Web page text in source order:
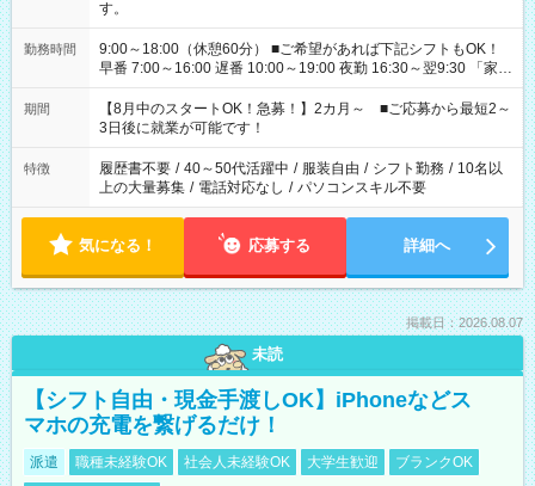
す。
勤務時間
9:00～18:00（休憩60分） ■ご希望があれば下記シフトもOK！
早番 7:00～16:00 遅番 10:00～19:00 夜勤 16:30～翌9:30 「家族
と休みを合わせたい」 「余裕を持って夕飯の準備がしたい」
「できれば残業はしたくない」 など、ご希望を教えてください
ね。 ※Wワーク希望の方へ 今ご覧のお仕事で希望する勤務時間
と、もう1つのお仕事の勤務時間。 合計で週40時間を超える場
合は応募できません。
期間
【8月中のスタートOK！急募！】2カ月～ ■ご応募から最短2～
3日後に就業が可能です！
特徴 履歴書不要 / 40～50代活躍中 / 服装自由 / シフト勤務 / 10名以
上の大量募集 / 電話対応なし / パソコンスキル不要
気になる！ 応募する 詳細へ
掲載日：2026.08.07
未読
【シフト自由・現金手渡しOK】iPhoneなどス
マホの充電を繋げるだけ！
派遣 職種未経験OK 社会人未経験OK 大学生歓迎
ブランクOK